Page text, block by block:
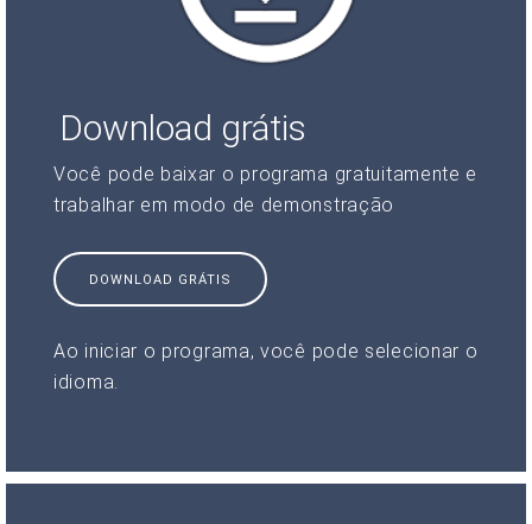
Download grátis
Você pode baixar o programa gratuitamente e
trabalhar em modo de demonstração
DOWNLOAD GRÁTIS
Ao iniciar o programa, você pode selecionar o
idioma.